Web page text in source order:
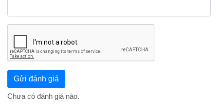
Chưa có đánh giá nào.